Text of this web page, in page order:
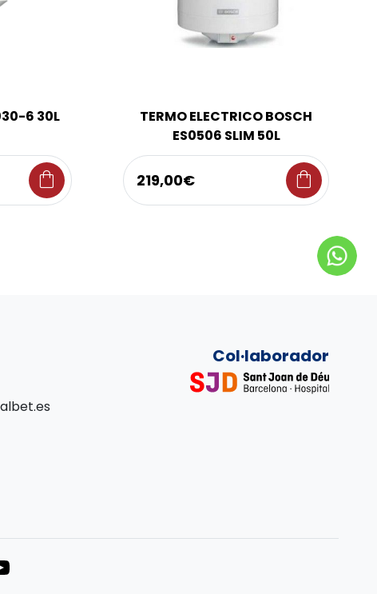
6 30L
shopping_bag
TERMO ELECTRICO BOSCH
ES0506 SLIM 50L
219,00€ shopping_bag
Col·laborador